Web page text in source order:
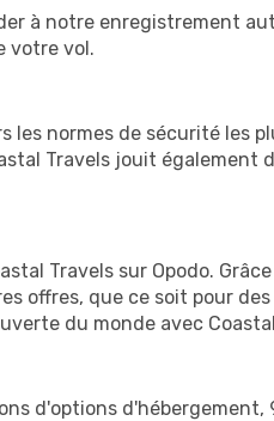
à notre enregistrement
votre vol.
normes de sécurité les
Travels jouit également
Travels sur Opodo.
offres, que ce soit pour
du monde avec
d'options